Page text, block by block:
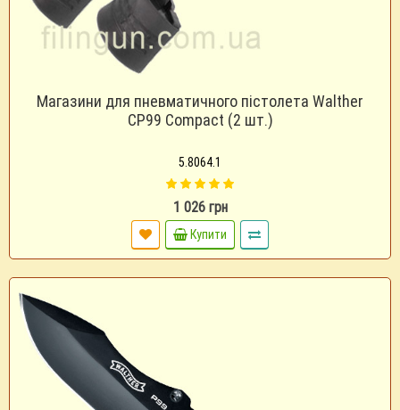
Магазини для пневматичного пістолета Walther
CP99 Compact (2 шт.)
5.8064.1
1 026 грн
Купити